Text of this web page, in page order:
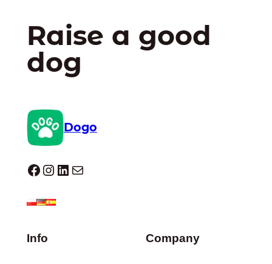
Raise a good
dog
Dogo
Dogo facebook InstagramLinkedIn E-mail
Info Company